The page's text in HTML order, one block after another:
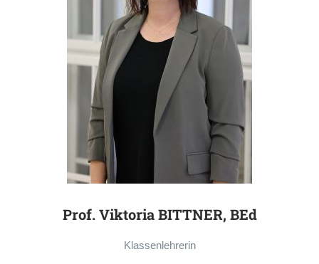
Prof. Viktoria BITTNER, BEd
Klassenlehrerin